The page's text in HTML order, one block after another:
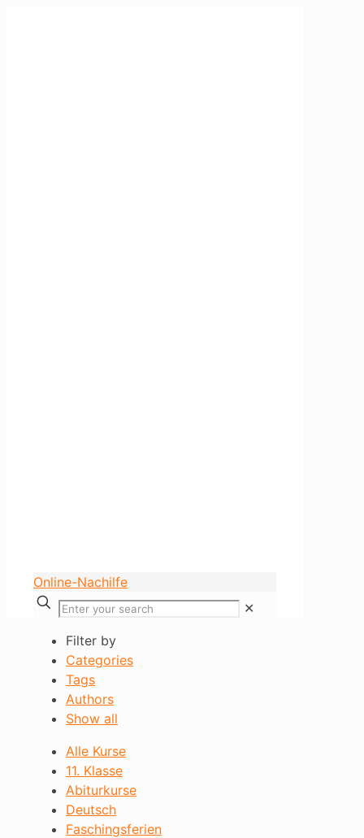
Online-Nachilfe
✕
Filter by
Categories
Tags
Authors
Show all
Alle Kurse
11. Klasse
Abiturkurse
Deutsch
Faschingsferien